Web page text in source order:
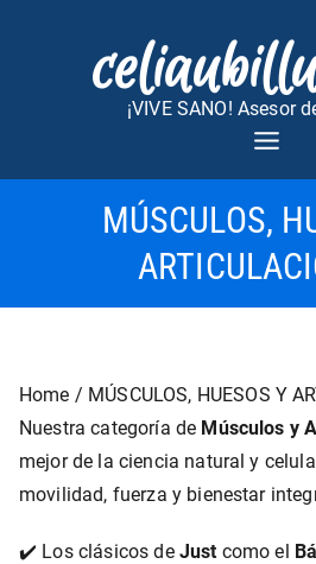
¡VIVE SANO! Asesor
MÚSCULOS,
Home / MÚSCULOS, HUESOS Y
Nuestra categoría de Músculos y
mejor de la ciencia natural y
movilidad, fuerza y bienestar
✔️ Los clásicos de Just como el